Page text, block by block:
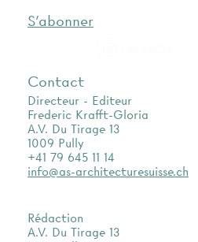
S'abonner
Contact
Directeur - Editeur
Frederic Krafft-Gloria
A.V. Du Tirage 13
1009 Pully
+41 79 645 11 14
info@as-architecturesuisse.ch
Rédaction
A.V. Du Tirage 13